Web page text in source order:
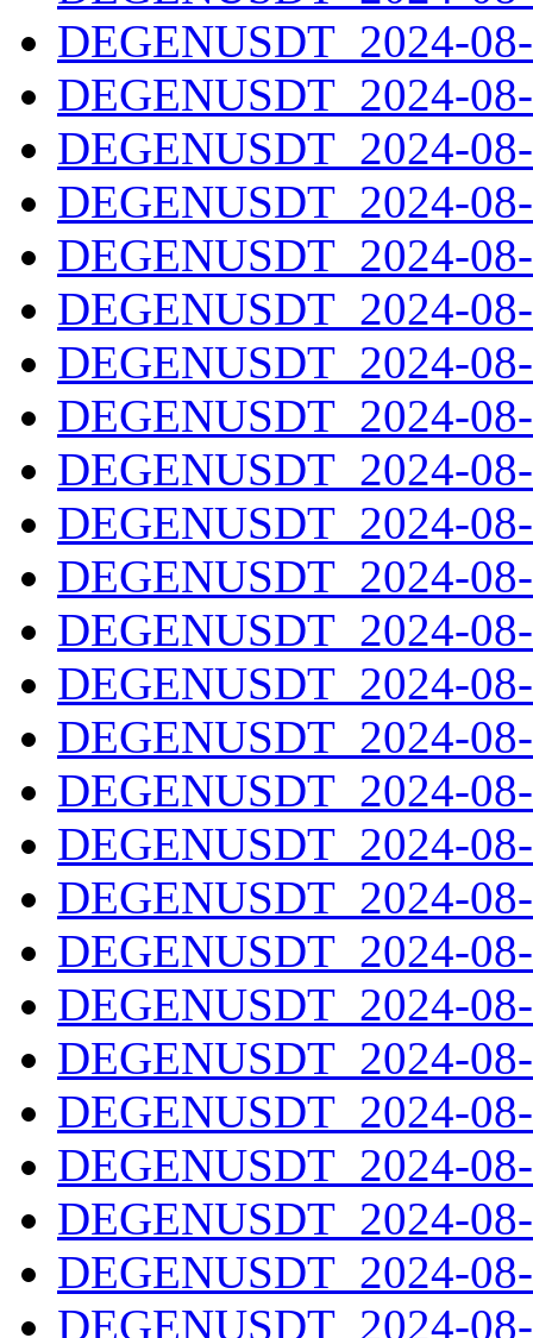
DEGENUSDT_2024-
DEGENUSDT_2024-
DEGENUSDT_2024-
DEGENUSDT_2024-
DEGENUSDT_2024-
DEGENUSDT_2024-
DEGENUSDT_2024-
DEGENUSDT_2024-
DEGENUSDT_2024-
DEGENUSDT_2024-
DEGENUSDT_2024-
DEGENUSDT_2024-
DEGENUSDT_2024-
DEGENUSDT_2024-
DEGENUSDT_2024-
DEGENUSDT_2024-
DEGENUSDT_2024-
DEGENUSDT_2024-
DEGENUSDT_2024-
DEGENUSDT_2024-
DEGENUSDT_2024-
DEGENUSDT_2024-
DEGENUSDT_2024-
DEGENUSDT_2024-
DEGENUSDT_2024-